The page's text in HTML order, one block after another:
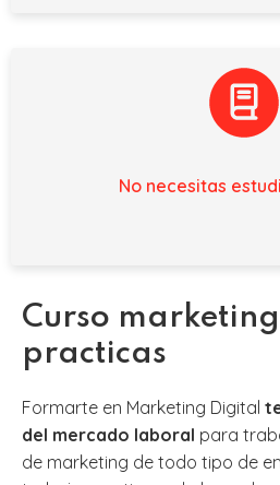
No necesitas
Curso
practicas
Formarte en Marketing Digital
del mercado laboral para
de marketing de todo tipo de